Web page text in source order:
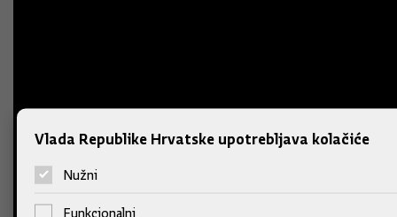
Vlada Republike Hrvatske upotrebljava kolačiće
Nužni
Funkcionalni